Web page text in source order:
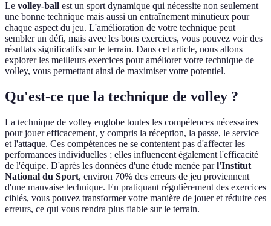
Le volley-ball est un sport dynamique qui nécessite non seulement
une bonne technique mais aussi un entraînement minutieux pour
chaque aspect du jeu. L'amélioration de votre technique peut
sembler un défi, mais avec les bons exercices, vous pouvez voir des
résultats significatifs sur le terrain. Dans cet article, nous allons
explorer les meilleurs exercices pour améliorer votre technique de
volley, vous permettant ainsi de maximiser votre potentiel.
Qu'est-ce que la technique de volley ?
La technique de volley englobe toutes les compétences nécessaires
pour jouer efficacement, y compris la réception, la passe, le service
et l'attaque. Ces compétences ne se contentent pas d'affecter les
performances individuelles ; elles influencent également l'efficacité
de l'équipe. D'après les données d'une étude menée parl'Institut
National du Sport, environ 70% des erreurs de jeu proviennent
d'une mauvaise technique. En pratiquant régulièrement des exercices
ciblés, vous pouvez transformer votre manière de jouer et réduire ces
erreurs, ce qui vous rendra plus fiable sur le terrain.